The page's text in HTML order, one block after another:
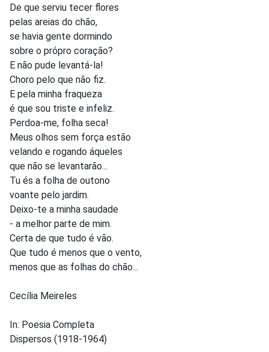
De que serviu tecer flores
pelas areias do chão,
se havia gente dormindo
sobre o própro coração?
E não pude levantá-la!
Choro pelo que não fiz.
E pela minha fraqueza
é que sou triste e infeliz.
Perdoa-me, folha seca!
Meus olhos sem força estão
velando e rogando áqueles
que não se levantarão...
Tu és a folha de outono
voante pelo jardim.
Deixo-te a minha saudade
- a melhor parte de mim.
Certa de que tudo é vão.
Que tudo é menos que o vento,
menos que as folhas do chão...
Cecília Meireles
In: Poesia Completa
Dispersos (1918-1964)